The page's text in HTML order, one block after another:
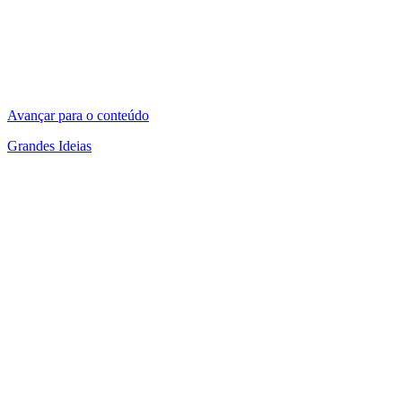
Avançar para o conteúdo
Grandes Ideias